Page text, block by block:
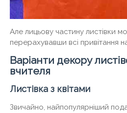
Але лицьову частину листівки
перерахувавши всі привітання
Варіанти декору
вчителя
Листівка з квітами
Звичайно, найпопулярніший